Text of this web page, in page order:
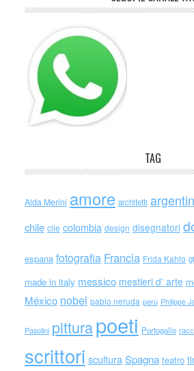
TAG
Alda Merini amore architetti
chile cile colombia design disegnatori
espana fotografia Francia Frida Kahlo
made in italy messico mestieri d' arte
México nobel pablo neruda perù Philippe
Pasolini pitturapoeti Portogallo
scrittori scultura Spagna teatro